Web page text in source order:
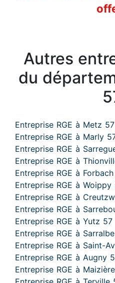
Autres
du
Entreprise RGE à Metz 57
Entreprise RGE à Marly
Entreprise RGE à
Entreprise RGE à
Entreprise RGE à
Entreprise RGE à Woippy
Entreprise RGE à
Entreprise RGE à
Entreprise RGE à Yutz 57
Entreprise RGE à
Entreprise RGE à Saint-
Entreprise RGE à Augny
Entreprise RGE à